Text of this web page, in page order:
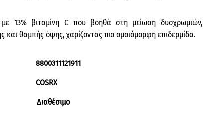
13% βιταμίνη C που βοηθά στη μείωση δυσχρωμιών,
και θαμπής όψης, χαρίζοντας πιο ομοιόμορφη επιδερμίδα.
8800311121911
COSRX
Διαθέσιμο